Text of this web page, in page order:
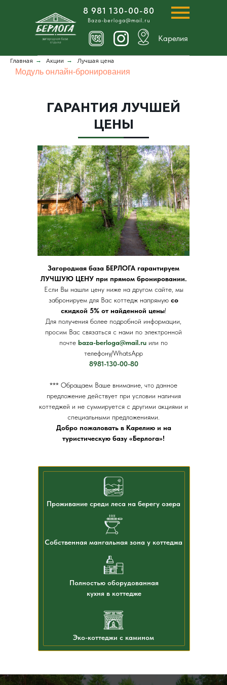
8 981 130-00-80
Baza-berloga@mail.ru
Карелия
Главная → Акции → Лучшая цена
Модуль онлайн-бронирования
ГАРАНТИЯ ЛУЧШЕЙ
ЦЕНЫ
Загородная база БЕРЛОГА гарантируем
ЛУЧШУЮ ЦЕНУ при прямом бронировании.
Если Вы нашли цену ниже на другом сайте, мы
забронируем для Вас коттедж напрямую со
скидкой 5% от найденной цены!
Для получения более подробной информации,
просим Вас связаться с нами по электронной
почте baza-berloga@mail.ru или по
телефону/WhatsApp
8981-130-00-80
*** Обращаем Ваше внимание, что данное
предложение действует при условии наличия
коттеджей и не суммируется с другими акциями и
специальными предложениями.
Добро пожаловать в Карелию и на
туристическую базу «Берлога»!
Проживание среди леса на берегу озера
Собственная мангальная зона у коттеджа
Эко-коттеджи с камином
Полностью оборудованная
кухня в коттедже